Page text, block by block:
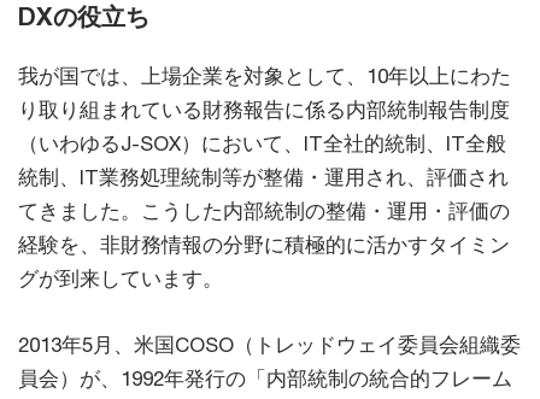
DXの役立ち
我が国では、上場企業を対象として、10年以上にわた
り取り組まれている財務報告に係る内部統制報告制度
（いわゆるJ-SOX）において、IT全社的統制、IT全般
統制、IT業務処理統制等が整備・運用され、評価され
てきました。こうした内部統制の整備・運用・評価の
経験を、非財務情報の分野に積極的に活かすタイミン
グが到来しています。
2013年5月、米国COSO（トレッドウェイ委員会組織委
員会）が、1992年発行の「内部統制の統合的フレーム